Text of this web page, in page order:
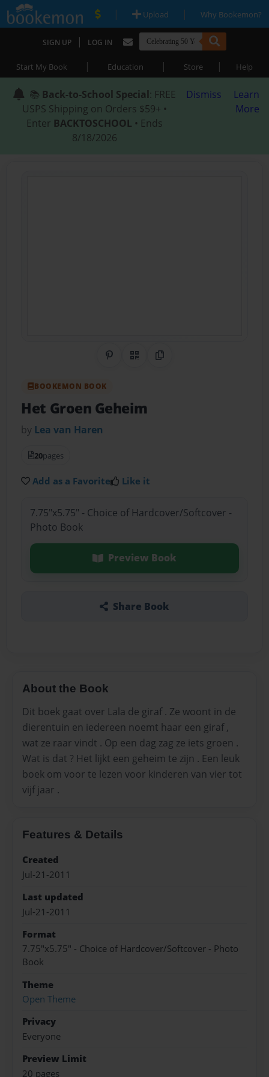
| Upload | Why Bookemon?
SIGN UP | LOG IN
Start My Book | Education | Store | Help
📚 Back-to-School Special: FREE
USPS Shipping on Orders $59+ •
Enter BACKTOSCHOOL • Ends
8/18/2026
Dismiss
Learn
More
Share on Pinterest
QR CodeCopy Link
BOOKEMON BOOK
Het Groen Geheim
by Lea van Haren
20pages
Add as a Favorite Like it
7.75"x5.75" - Choice of Hardcover/Softcover -
Photo Book
Preview Book
Share Book
About the Book
Dit boek gaat over Lala de giraf . Ze woont in de
dierentuin en iedereen noemt haar een giraf ,
wat ze raar vindt . Op een dag zag ze iets groen .
Wat is dat ? Het lijkt een geheim te zijn . Een leuk
boek om voor te lezen voor kinderen van vier tot
vijf jaar .
Features & Details
Created
Jul-21-2011
Last updated
Jul-21-2011
Format
7.75"x5.75" - Choice of Hardcover/Softcover - Photo
Book
Theme
Open Theme
Privacy
Everyone
Preview Limit
20 pages